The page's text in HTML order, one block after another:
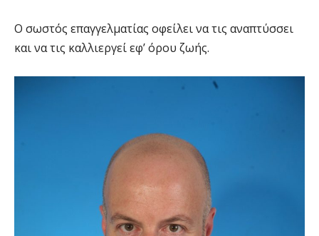
Ο σωστός επαγγελματίας οφείλει να τις αναπτύσσει
και να τις καλλιεργεί εφ’ όρου ζωής.